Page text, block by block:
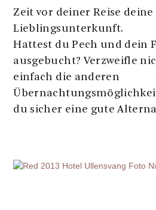
Zeit vor deiner Reise deine
Lieblingsunterkunft.
Hattest du Pech und dein
ausgebucht? Verzweifle
einfach die anderen
du sicher eine gute